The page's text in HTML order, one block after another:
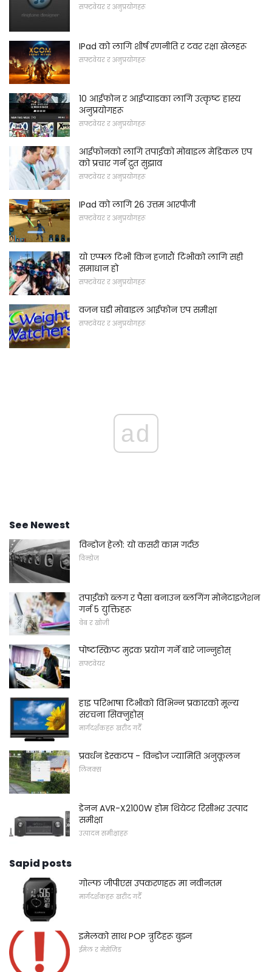
सफ्टवेयर र अनुप्रयोगहरू
IPad को लागि शीर्ष रणनीति र टवर रक्षा खेलहरू
सफ्टवेयर र अनुप्रयोगहरू
10 आईफोन र आईप्याडका लागि उत्कृष्ट हास्य
अनुप्रयोगहरू
सफ्टवेयर र अनुप्रयोगहरू
आईफोनको लागि तपाईंको मोबाइल मेडिकल एप
को प्रचार गर्न द्रुत सुझाव
सफ्टवेयर र अनुप्रयोगहरू
IPad को लागि 26 उत्तम आरपीजी
सफ्टवेयर र अनुप्रयोगहरू
यो एप्पल टिभी किन हजारौं टिभीको लागि सही
समाधान हो
सफ्टवेयर र अनुप्रयोगहरू
वजन घडी मोबाइल आईफोन एप समीक्षा
सफ्टवेयर र अनुप्रयोगहरू
ad
See Newest
विन्डोज हेलो: यो कसरी काम गर्दछ
विन्डोज
तपाईंको ब्लग र पैसा बनाउन ब्लगिंग मोनेटाइजेशन
गर्न 5 युक्तिहरू
वेब र खोजी
पोष्टस्क्रिप्ट मुद्रक प्रयोग गर्ने बारे जान्नुहोस्
सफ्टवेयर
हाइ परिभाषा टिभीको विभिन्न प्रकारको मूल्य
संरचना सिक्नुहोस्
मार्गदर्शकहरू खरीद गर्दै
प्रवर्धन डेस्कटप - विन्डोज ज्यामिति अनुकूलन
लिनक्स
डेनन AVR-X2100W होम थियेटर रिसीभर उत्पाद
समीक्षा
उत्पादन समीक्षाहरू
Sapid posts
गोल्फ जीपीएस उपकरणहरु मा नवीनतम
मार्गदर्शकहरू खरीद गर्दै
इमेलको साथ POP त्रुटिहरू बुझ्न
ईमेल र मेसेजिङ